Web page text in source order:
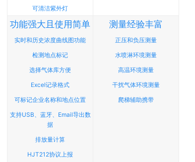
可清洁紫外灯
功能强大且使用简单
实时和历史浓度曲线图功能
检测地点标记
选择气体库方便
Excel记录格式
可标记企业名称和地点位置
支持USB、蓝牙、Email导出数
据
排放量计算
HJT212协议上报
测量经验丰富
正压和负压测量
水喷淋环境测量
高温环境测量
干扰气体环境测量
爬梯辅助携带